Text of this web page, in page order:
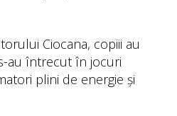
Ciocana, copiii au
au întrecut în jocuri
plini de energie și